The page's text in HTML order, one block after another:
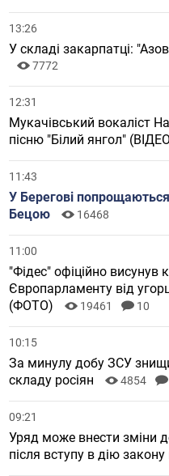
13:26
У складі закарпатці:
7772
12:31
Мукачівський вокаліст
пісню "Білий янгол"
11:43
У Берегові
Бецою
16468
11:00
"Фідес" офіційно висунув
Європарламенту від
(ФОТО)
19461 10
10:15
За минулу добу ЗСУ
складу росіян
4854
09:21
Уряд може внести зміни
після вступу в дію